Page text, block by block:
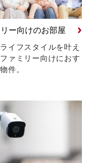
ー向けのお部屋
イフスタイルを叶え
ファミリー向けにおす
件。